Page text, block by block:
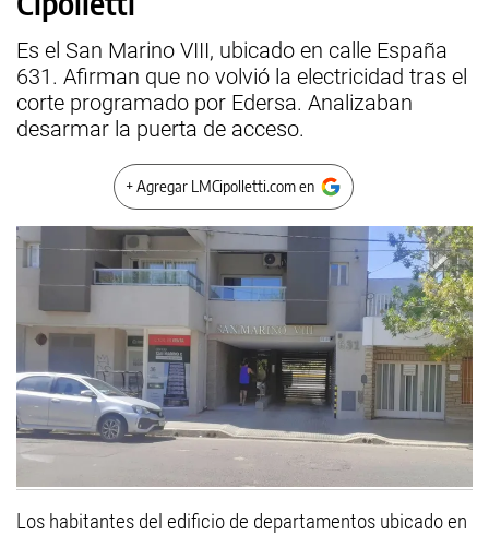
Es el San Marino VIII, ubicado en calle España
631. Afirman que no volvió la electricidad tras el
corte programado por Edersa. Analizaban
desarmar la puerta de acceso.
+ Agregar LMCipolletti.com en
Los habitantes del edificio de departamentos ubicado en